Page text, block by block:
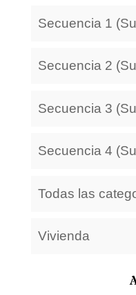
Secuencia 1
Secuencia 2
Secuencia 3
Secuencia 4
Todas las
Vivienda